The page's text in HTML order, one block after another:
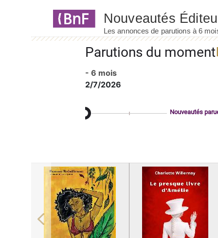
Parutions du moment
- 6 mois
2/7/2026
Nouveautés
Previous